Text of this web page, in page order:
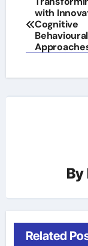
with
Cognitive
Behavioural
By
Related